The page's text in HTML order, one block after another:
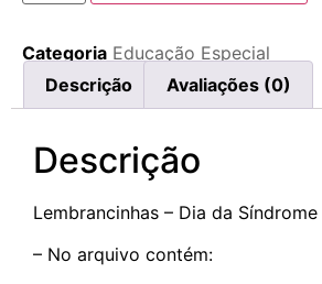
Categoria Educação Especial
Descrição
Avaliações (0)
Descrição
Lembrancinhas – Dia da
– No arquivo contém: